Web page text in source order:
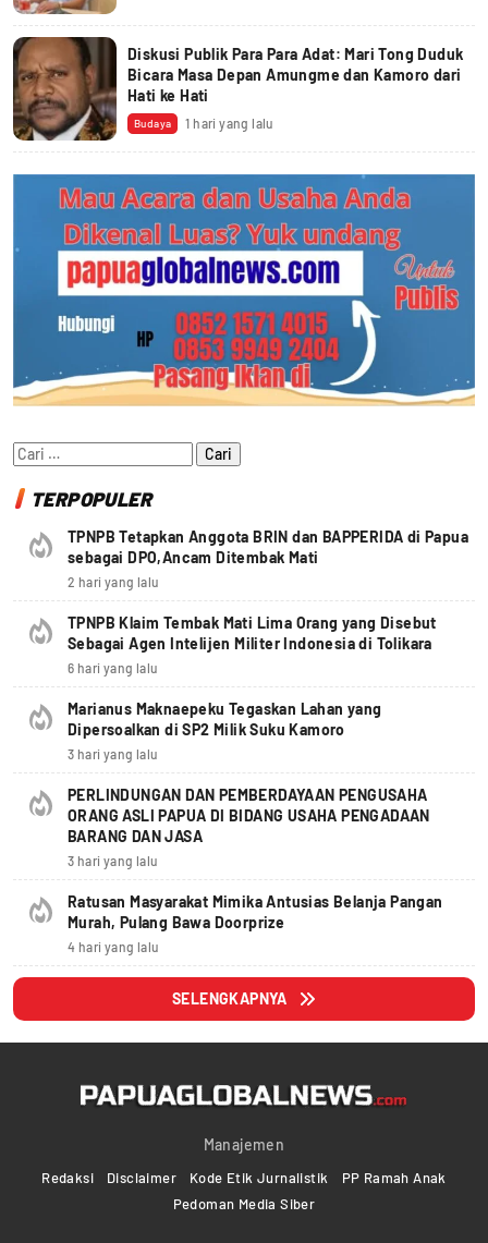
Diskusi Publik Para Para Adat: Mari Tong Duduk
Bicara Masa Depan Amungme dan Kamoro dari
Hati ke Hati
Budaya 1 hari yang lalu
Cari
untuk:
TERPOPULER
TPNPB Tetapkan Anggota BRIN dan BAPPERIDA di Papua
sebagai DPO,Ancam Ditembak Mati
2 hari yang lalu
TPNPB Klaim Tembak Mati Lima Orang yang Disebut
Sebagai Agen Intelijen Militer Indonesia di Tolikara
6 hari yang lalu
Marianus Maknaepeku Tegaskan Lahan yang
Dipersoalkan di SP2 Milik Suku Kamoro
3 hari yang lalu
PERLINDUNGAN DAN PEMBERDAYAAN PENGUSAHA
ORANG ASLI PAPUA DI BIDANG USAHA PENGADAAN
BARANG DAN JASA
3 hari yang lalu
Ratusan Masyarakat Mimika Antusias Belanja Pangan
Murah, Pulang Bawa Doorprize
4 hari yang lalu
SELENGKAPNYA
Manajemen
Redaksi Disclaimer Kode Etik Jurnalistik
PP Ramah Anak
Pedoman Media Siber